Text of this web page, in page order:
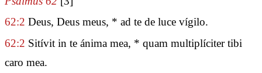
62:2 Deus, Deus meus, * ad te de luce vígilo.
62:2 Sitívit in te ánima mea, * quam multiplíciter tibi
caro mea.